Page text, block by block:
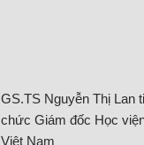
GS.TS Nguyễn Thị Lan
chức Giám đốc Học
Việt Nam